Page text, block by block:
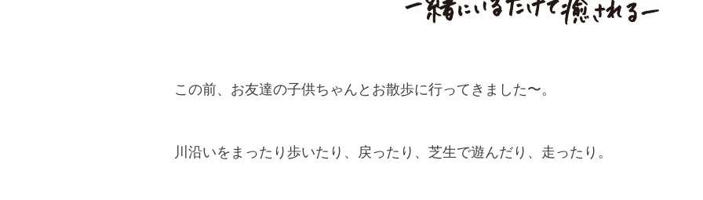
この前、お友達の子供ちゃんとお散歩に行ってきました〜。
川沿いをまったり歩いたり、戻ったり、芝生で遊んだり、走ったり。